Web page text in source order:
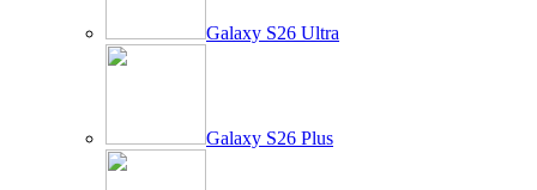
Galaxy S26 Ultra
Galaxy S26 Plus